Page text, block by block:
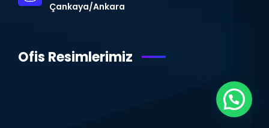
Çankaya/Ankara
Ofis Resimlerimiz